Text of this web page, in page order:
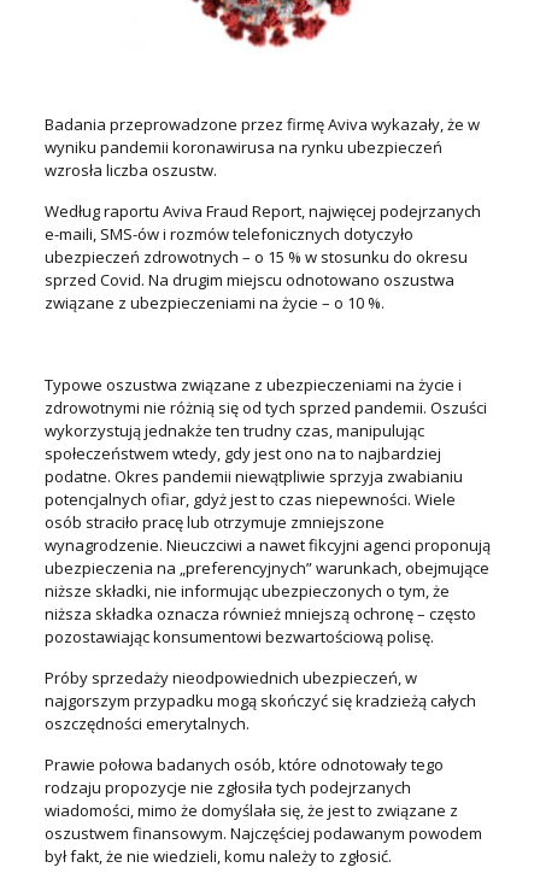
Badania przeprowadzone przez firmę Aviva wykazały, że w
wyniku pandemii koronawirusa na rynku ubezpieczeń
wzrosła liczba oszustw.
Według raportu Aviva Fraud Report, najwięcej podejrzanych
e-maili, SMS-ów i rozmów telefonicznych dotyczyło
ubezpieczeń zdrowotnych – o 15 % w stosunku do okresu
sprzed Covid. Na drugim miejscu odnotowano oszustwa
związane z ubezpieczeniami na życie – o 10 %.
Typowe oszustwa związane z ubezpieczeniami na życie i
zdrowotnymi nie różnią się od tych sprzed pandemii. Oszuści
wykorzystują jednakże ten trudny czas, manipulując
społeczeństwem wtedy, gdy jest ono na to najbardziej
podatne. Okres pandemii niewątpliwie sprzyja zwabianiu
potencjalnych ofiar, gdyż jest to czas niepewności. Wiele
osób straciło pracę lub otrzymuje zmniejszone
wynagrodzenie. Nieuczciwi a nawet fikcyjni agenci proponują
ubezpieczenia na „preferencyjnych” warunkach, obejmujące
niższe składki, nie informując ubezpieczonych o tym, że
niższa składka oznacza również mniejszą ochronę – często
pozostawiając konsumentowi bezwartościową polisę.
Próby sprzedaży nieodpowiednich ubezpieczeń, w
najgorszym przypadku mogą skończyć się kradzieżą całych
oszczędności emerytalnych.
Prawie połowa badanych osób, które odnotowały tego
rodzaju propozycje ​​nie zgłosiła tych podejrzanych
wiadomości, mimo że domyślała się, że jest ​​to związane z
oszustwem finansowym. Najczęściej podawanym powodem
był fakt, że nie wiedzieli, komu należy to zgłosić.